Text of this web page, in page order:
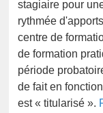
stagiaire pour
rythmée
centre de
de formation
période
de fait en
est « titularisé ».